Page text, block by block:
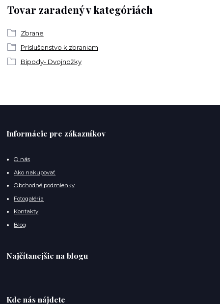
Tovar zaradený v kategóriách
Zbrane
Príslušenstvo k zbraniam
Bipody- Dvojnožky
Informácie pre zákazníkov
O nás
Ako nakupovať
Obchodné podmienky
Fotogaléria
Kontakty
Blog
Najčítanejšie na blogu
Kde nás nájdete